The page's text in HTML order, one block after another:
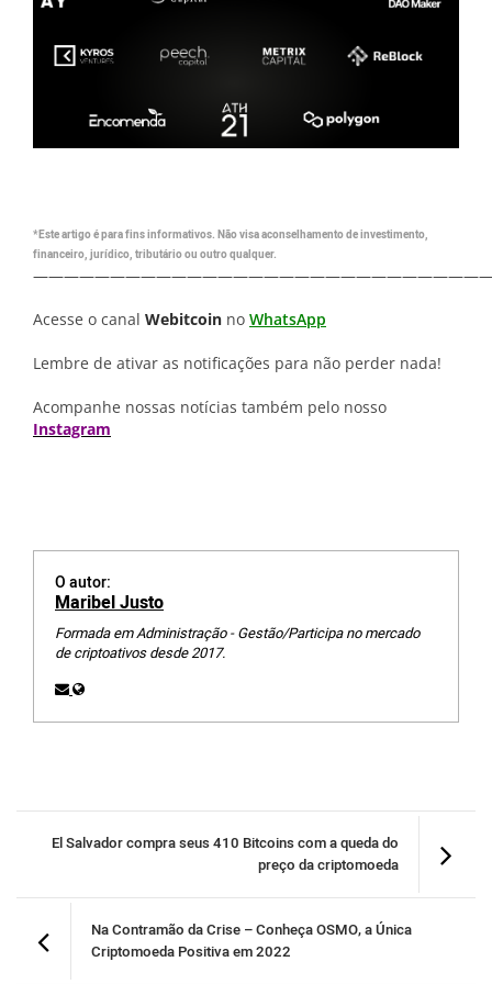
*Este artigo é para fins informativos. Não visa aconselhamento de investimento,
financeiro, jurídico, tributário ou outro qualquer.
Acesse o canal Webitcoin no WhatsApp
Lembre de ativar as notificações para não perder nada!
Acompanhe nossas notícias também pelo nosso
Instagram
O autor:
Maribel Justo
Formada em Administração - Gestão/Participa no mercado
de criptoativos desde 2017.
El Salvador compra seus 410 Bitcoins com a queda do
preço da criptomoeda
Na Contramão da Crise – Conheça OSMO, a Única
Criptomoeda Positiva em 2022